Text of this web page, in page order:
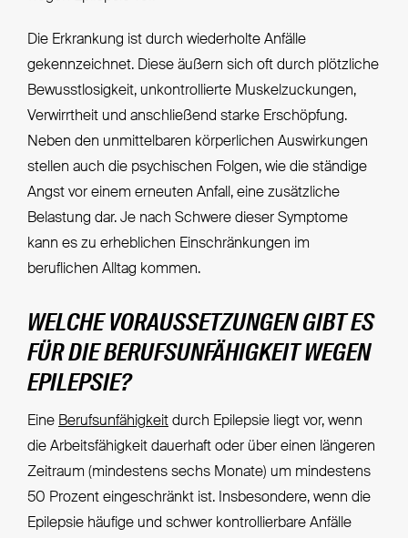
Die Erkrankung ist durch wiederholte Anfälle
gekennzeichnet. Diese äußern sich oft durch plötzliche
Bewusstlosigkeit, unkontrollierte Muskelzuckungen,
Verwirrtheit und anschließend starke Erschöpfung.
Neben den unmittelbaren körperlichen Auswirkungen
stellen auch die psychischen Folgen, wie die ständige
Angst vor einem erneuten Anfall, eine zusätzliche
Belastung dar. Je nach Schwere dieser Symptome
kann es zu erheblichen Einschränkungen im
beruflichen Alltag kommen.
WELCHE VORAUSSETZUNGEN GIBT ES
FÜR DIE BERUFSUNFÄHIGKEIT WEGEN
EPILEPSIE?
Eine Berufsunfähigkeitdurch Epilepsie liegt vor, wenn
die Arbeitsfähigkeit dauerhaft oder über einen längeren
Zeitraum (mindestens sechs Monate) um mindestens
50 Prozent eingeschränkt ist. Insbesondere, wenn die
Epilepsie häufige und schwer kontrollierbare Anfälle